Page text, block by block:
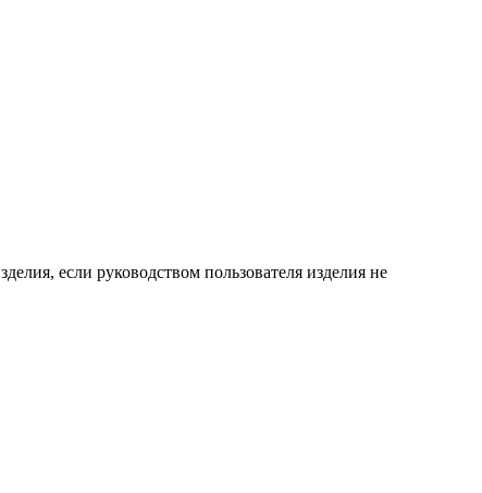
если руководством пользователя изделия не